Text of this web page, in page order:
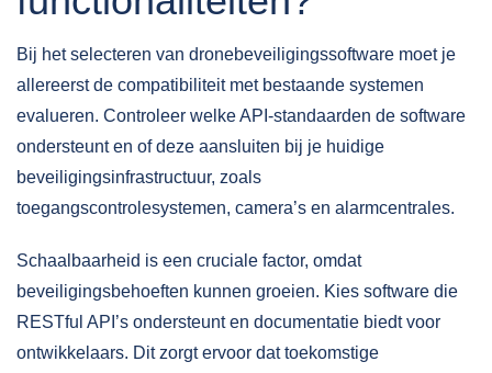
Bij het selecteren van dronebeveiligingssoftware moet je
allereerst de compatibiliteit met bestaande systemen
evalueren. Controleer welke API-standaarden de software
ondersteunt en of deze aansluiten bij je huidige
beveiligingsinfrastructuur, zoals
toegangscontrolesystemen, camera’s en alarmcentrales.
Schaalbaarheid is een cruciale factor, omdat
beveiligingsbehoeften kunnen groeien. Kies software die
RESTful API’s ondersteunt en documentatie biedt voor
ontwikkelaars. Dit zorgt ervoor dat toekomstige